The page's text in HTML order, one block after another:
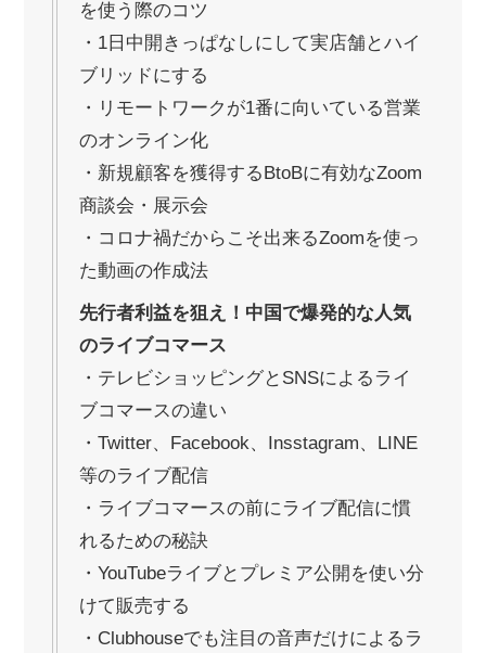
を使う際のコツ
・1日中開きっぱなしにして実店舗とハイ
ブリッドにする
・リモートワークが1番に向いている営業
のオンライン化
・新規顧客を獲得するBtoBに有効なZoom
商談会・展示会
・コロナ禍だからこそ出来るZoomを使っ
た動画の作成法
先行者利益を狙え！中国で爆発的な人気
のライブコマース
・テレビショッピングとSNSによるライ
ブコマースの違い
・Twitter、Facebook、Insstagram、LINE
等のライブ配信
・ライブコマースの前にライブ配信に慣
れるための秘訣
・YouTubeライブとプレミア公開を使い分
けて販売する
・Clubhouseでも注目の音声だけによるラ